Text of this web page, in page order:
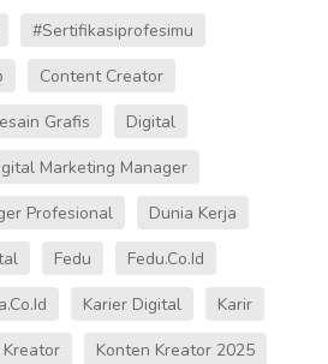
#sertifikasiprofesimu
Content Creator
Grafis
Digital
Marketing Manager
Profesional
Dunia Kerja
Fedu
Fedu.co.id
Karier Digital
Karir
Konten Kreator 2025